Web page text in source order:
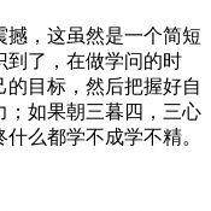
，这虽然是一个简短
到了，在做学问的时
目标，然后把握好自
；如果朝三暮四，三心
么都学不成学不精。